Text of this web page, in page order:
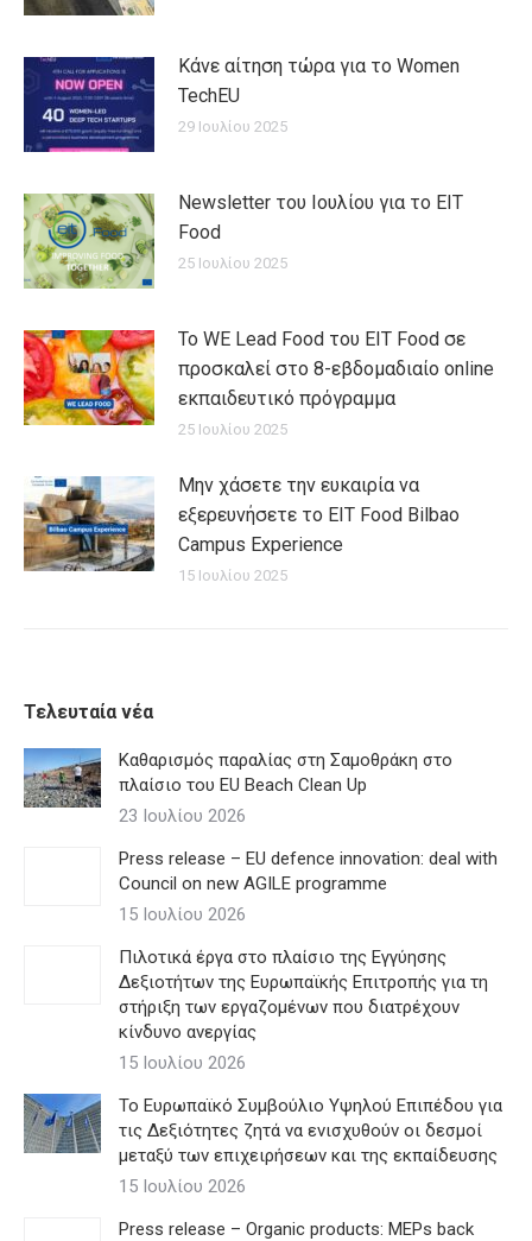
Κάνε αίτηση τώρα για το Women
TechEU
29 Ιουλίου 2025
Newsletter του Ιουλίου για το EIT
Food
25 Ιουλίου 2025
Το WE Lead Food του EIT Food σε
προσκαλεί στο 8-εβδομαδιαίο online
εκπαιδευτικό πρόγραμμα
25 Ιουλίου 2025
Μην χάσετε την ευκαιρία να
εξερευνήσετε το EIT Food Bilbao
Campus Experience
15 Ιουλίου 2025
Τελευταία νέα
Καθαρισμός παραλίας στη Σαμοθράκη στο
πλαίσιο του EU Beach Clean Up
23 Ιουλίου 2026
Press release – EU defence innovation: deal with
Council on new AGILE programme
15 Ιουλίου 2026
Πιλοτικά έργα στο πλαίσιο της Εγγύησης
Δεξιοτήτων της Ευρωπαϊκής Επιτροπής για τη
στήριξη των εργαζομένων που διατρέχουν
κίνδυνο ανεργίας
15 Ιουλίου 2026
Το Ευρωπαϊκό Συμβούλιο Υψηλού Επιπέδου για
τις Δεξιότητες ζητά να ενισχυθούν οι δεσμοί
μεταξύ των επιχειρήσεων και της εκπαίδευσης
15 Ιουλίου 2026
Press release – Organic products: MEPs back